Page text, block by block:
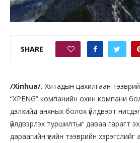
SHARE
/Xinhua/. Хятадын цахилгаан
“XPENG” компанийн охин компани
дэлхийд анхных болох үйлдвэрт
үйлдвэрлэх туршилтыг даваа гарагт
дараагийн үеийн тээврийн хэрэгслийг